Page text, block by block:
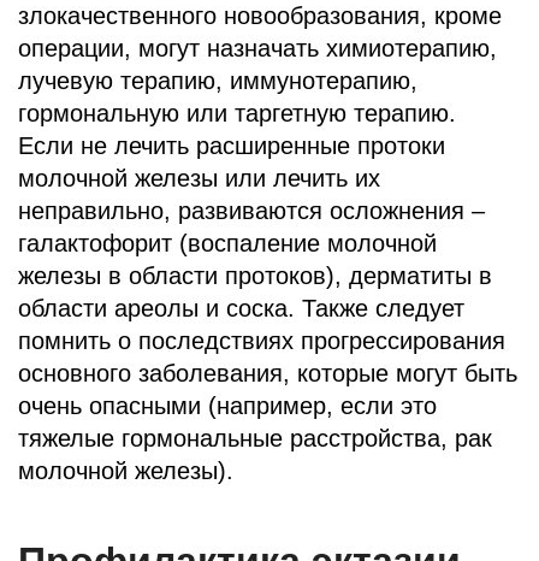
злокачественного новообразования, кроме
операции, могут назначать химиотерапию,
лучевую терапию, иммунотерапию,
гормональную или таргетную терапию.
Если не лечить расширенные протоки
молочной железы или лечить их
неправильно, развиваются осложнения –
галактофорит (воспаление молочной
железы в области протоков), дерматиты в
области ареолы и соска. Также следует
помнить о последствиях прогрессирования
основного заболевания, которые могут быть
очень опасными (например, если это
тяжелые гормональные расстройства, рак
молочной железы).